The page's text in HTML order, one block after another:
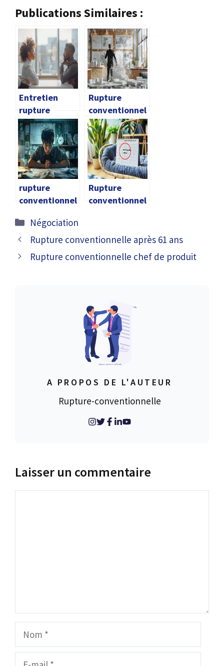
Publications Similaires :
Entretien
rupture
conventionnel
le
Rupture
conventionnel
le architecte
rupture
conventionnel
Rupture
conventionnel
Catégories
Négociation
Rupture conventionnelle après 61 ans
Rupture conventionnelle chef de produit
A PROPOS DE L'AUTEUR
Rupture-conventionnelle
Laisser un commentaire
Nom